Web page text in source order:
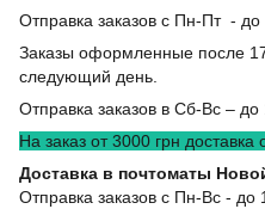
Отправка заказов с Пн-Пт - до
Заказы оформленные после
следующий день.
Отправка заказов в Сб-Вс – до
На заказ от 3000 грн доставка
Доставка в почтоматы
Отправка заказов с Пн-Вс - до